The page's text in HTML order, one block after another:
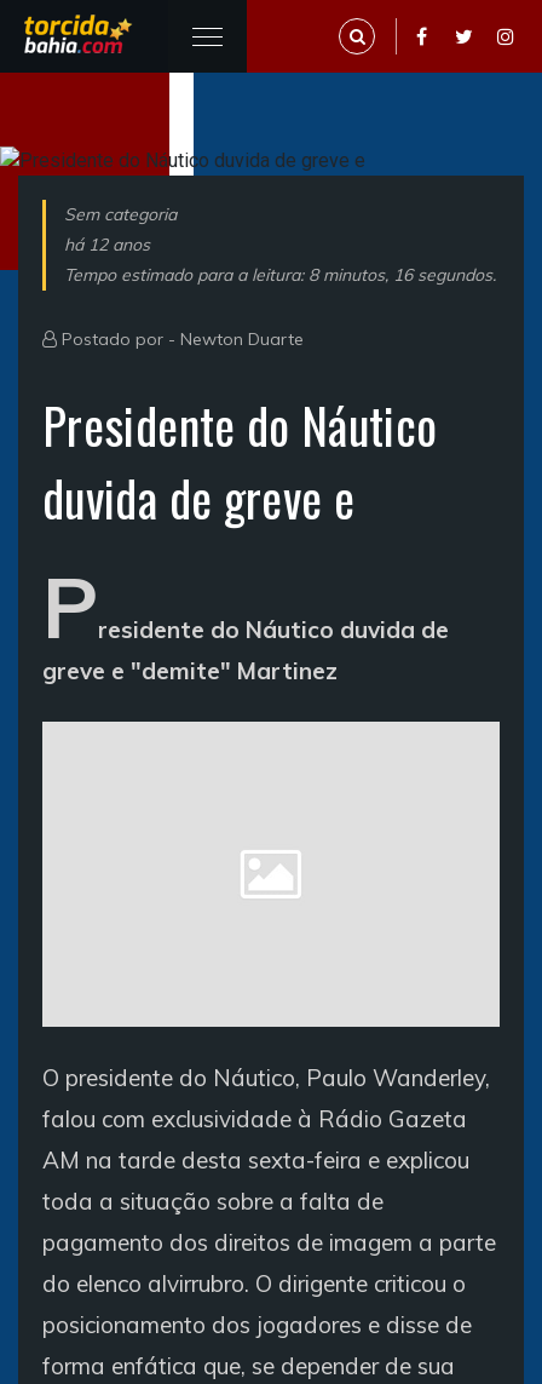
Sem categoria
há 12 anos
Tempo estimado para a leitura: 8 minutos, 16 segundos.
Postado por - Newton Duarte
Presidente do Náutico
duvida de greve e
Presidente do Náutico duvida de
greve e "demite" Martinez
O presidente do Náutico, Paulo Wanderley,
falou com exclusividade à Rádio Gazeta
AM na tarde desta sexta-feira e explicou
toda a situação sobre a falta de
pagamento dos direitos de imagem a parte
do elenco alvirrubro. O dirigente criticou o
posicionamento dos jogadores e disse de
forma enfática que, se depender de sua